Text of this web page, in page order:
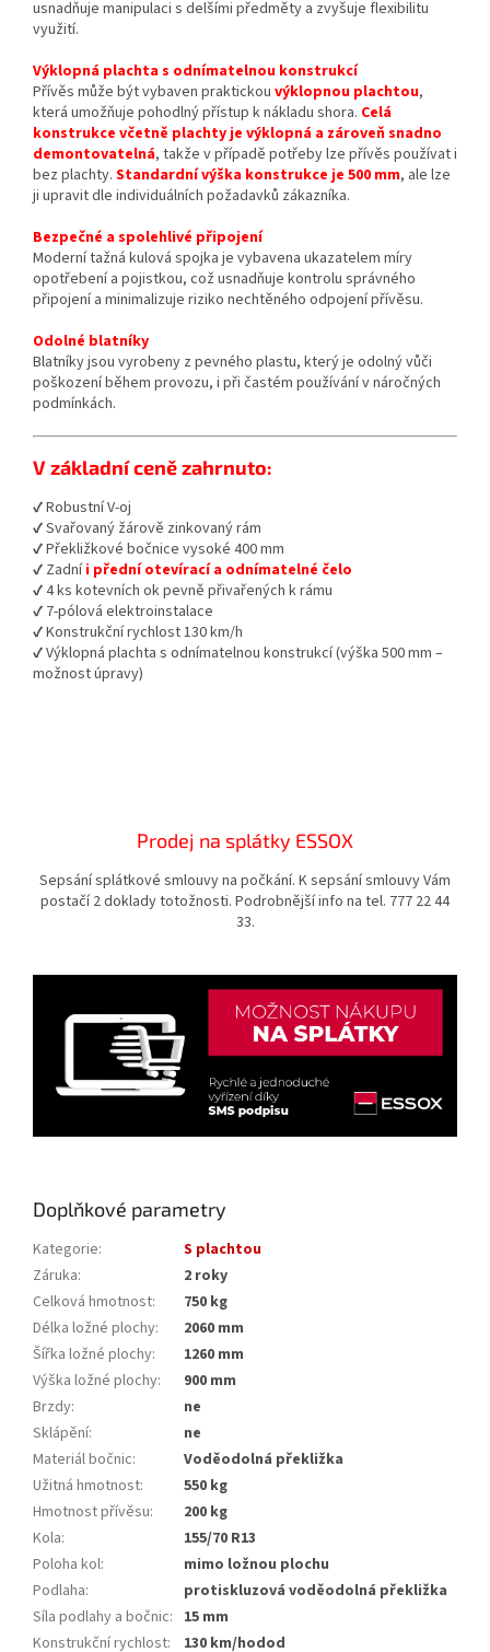
usnadňuje manipulaci s delšími předměty a zvyšuje flexibilitu
využití.
Výklopná plachta s odnímatelnou konstrukcí
Přívěs může být vybaven praktickou výklopnou plachtou,
která umožňuje pohodlný přístup k nákladu shora. Celá
konstrukce včetně plachty je výklopná a zároveň snadno
demontovatelná, takže v případě potřeby lze přívěs používat i
bez plachty. Standardní výška konstrukce je 500 mm, ale lze
ji upravit dle individuálních požadavků zákazníka.
Bezpečné a spolehlivé připojení
Moderní tažná kulová spojka je vybavena ukazatelem míry
opotřebení a pojistkou, což usnadňuje kontrolu správného
připojení a minimalizuje riziko nechtěného odpojení přívěsu.
Odolné blatníky
Blatníky jsou vyrobeny z pevného plastu, který je odolný vůči
poškození během provozu, i při častém používání v náročných
podmínkách.
V základní ceně zahrnuto:
✔ Robustní V-oj
✔ Svařovaný žárově zinkovaný rám
✔ Překližkové bočnice vysoké 400 mm
✔ Zadníi přední otevírací a odnímatelné čelo
✔ 4 ks kotevních ok pevně přivařených k rámu
✔ 7-pólová elektroinstalace
✔ Konstrukční rychlost 130 km/h
✔ Výklopná plachta s odnímatelnou konstrukcí (výška 500 mm –
možnost úpravy)
Prodej na splátky ESSOX
Sepsání splátkové smlouvy na počkání. K sepsání smlouvy Vám
postačí 2 doklady totožnosti. Podrobnější info na tel. 777 22 44
33.
Doplňkové parametry
Kategorie:
S plachtou
Záruka:
2 roky
Celková hmotnost:
750 kg
Délka ložné plochy:
2060 mm
Šířka ložné plochy:
1260 mm
Výška ložné plochy:
900 mm
Brzdy:
ne
Sklápění:
ne
Materiál bočnic:
Voděodolná překližka
Užitná hmotnost:
550 kg
Hmotnost přívěsu:
200 kg
Kola:
155/70 R13
Poloha kol:
mimo ložnou plochu
Podlaha:
protiskluzová voděodolná překližka
Síla podlahy a bočnic: 15 mm
Konstrukční rychlost: 130 km/hodod